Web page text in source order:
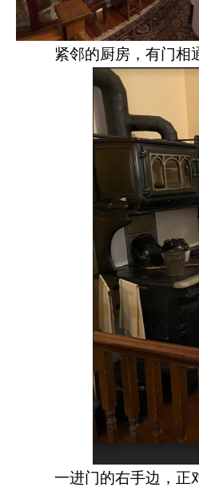
紧邻的厨房，有门相
一进门的右手边，正